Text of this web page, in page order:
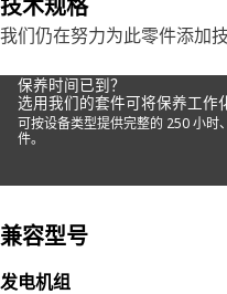
技术规格
我们仍在努力为此零件添加技
保养时间已到？
选用我们的套件可将保养工作
可按设备类型提供完整的 250 小
件。
兼容型号
发电机组